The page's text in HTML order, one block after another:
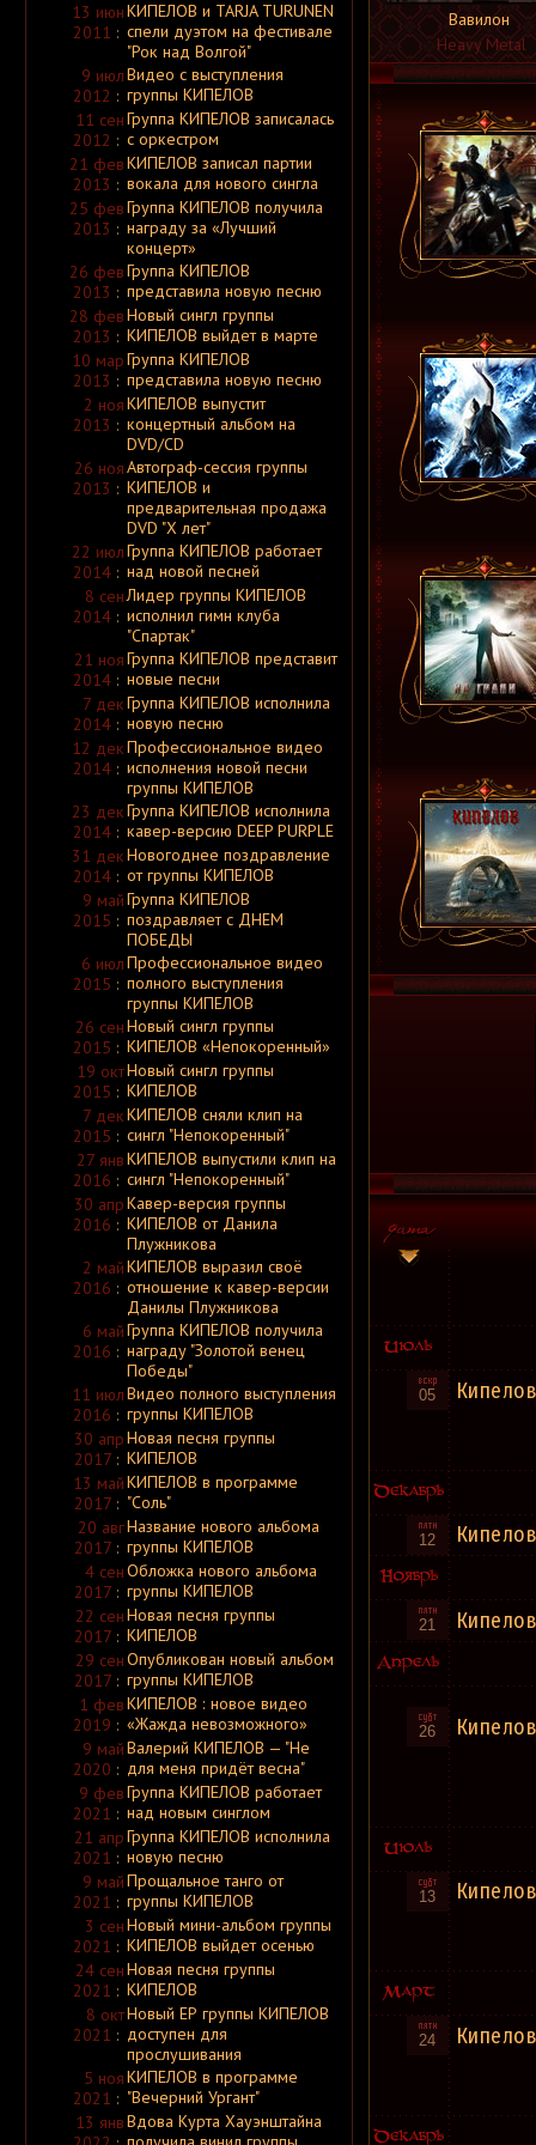
A.P.
A.R.G.
A.Tchort
Aabsinthe
Aaetheria
Aara
Aarkanne
Aarni
Aaron Hellvis
Aasar
Aasgard
Aaskereia
Aathma
Ab Aeterno
Abacinate
Abaddon
Abaddon[ Германия ]
Abaddon[ США ]
Abaddon Incarnate
Abaddonia
Abadir
Abadon
Abandon All
Abandon All Ships
Abandoned
Abattoir
Abazagorath
Abbath
Abbey ov Thelema
Abbie Falls
Abdication
Abdication
[ Россия ]
Abduction
Abduction[ Великобритания ]
Abdullah
Abdunor
Abel Is Dying
Aberrancy
Aberrator
Abertooth Lincoln
Abesforia
Abest
Abgott
Abgrund
Abhorrence
Abhorrent
Abhorrent Decimation
Abhorrent Deformity
Abhoth
Abigail
Abigail Williams
Abigor
Abinchova
Abiotic
Abismo Eterno
Abitbollus
Abizar
Abjection Ritual
Abkehr
Ablach
Ablaze
Ablaze in Hatred
Ablaze My Sorrow
Abney Park
Abnormal
Abnormal Thought Patterns
Abnormality
Abnormity
Abnormyndeffect
Abominable Devourment
Abominable Putridity
Abominant
Abominated
Abomination
Abominator
Abominor
Abonos
Abordaj
Aboriorth
Abort Mastication
Abortarium
Aborted
Aborted Fetus
Aborym
Abosranie Bogom
About 2 Crash
About US
About2Crash
About:blank
Above
Above And Below
Above My Own
Above Symmetry
Above the Stars
Abracadabra
Abraham
Abrahel
Abramelin
Abrasive
Abrasive Wheels
Abraxas
Abrin
Abriosis
Abrogation
Abruptum
Abscence
Abscendent
Abscess
Abscession
Absence Betrayal
Absence of Despair
Absent Distance
Absent in Body
Absent Silence
Absenth
Absidia
Absinthe Green
Absinthium
Abske Fides
Absolate
Absolute Body Control
Absolute Power
13 июн
2011 :
КИПЕЛОВ и TARJA TURUNEN
спели дуэтом на фестивале
"Рок над Волгой"
9 июл
2012 :
Видео с выступления
группы КИПЕЛОВ
11 сен
2012 :
Группа КИПЕЛОВ записалась
с оркестром
21 фев
2013 :
КИПЕЛОВ записал партии
вокала для нового сингла
25 фев
2013 :
Группа КИПЕЛОВ получила
награду за «Лучший
концерт»
26 фев
2013 :
Группа КИПЕЛОВ
представила новую песню
28 фев
2013 :
Новый сингл группы
КИПЕЛОВ выйдет в марте
10 мар
2013 :
Группа КИПЕЛОВ
представила новую песню
2 ноя
2013 :
КИПЕЛОВ выпустит
концертный альбом на
DVD/CD
26 ноя
2013 :
Автограф-сессия группы
КИПЕЛОВ и
предварительная продажа
DVD "X лет"
22 июл
2014:
Группа КИПЕЛОВ работает
над новой песней
8 сен
2014:
Лидер группы КИПЕЛОВ
исполнил гимн клуба
"Спартак"
21 ноя
2014:
Группа КИПЕЛОВ представит
новые песни
7 дек
2014:
Группа КИПЕЛОВ исполнила
новую песню
12 дек
2014:
Профессиональное видео
исполнения новой песни
группы КИПЕЛОВ
23 дек
2014:
Группа КИПЕЛОВ исполнила
кавер-версию DEEP PURPLE
31 дек
2014:
Новогоднее поздравление
от группы КИПЕЛОВ
9 май
2015 :
Группа КИПЕЛОВ
поздравляет с ДНЕМ
ПОБЕДЫ
6 июл
2015 :
Профессиональное видео
полного выступления
группы КИПЕЛОВ
26 сен
2015 :
Новый сингл группы
КИПЕЛОВ «Непокоренный»
19 окт
2015 :
Новый сингл группы
КИПЕЛОВ
7 дек
2015 :
КИПЕЛОВ сняли клип на
сингл "Непокоренный"
27 янв
2016 :
КИПЕЛОВ выпустили клип на
сингл "Непокоренный"
30 апр
2016 :
Кавер-версия группы
КИПЕЛОВ от Данила
Плужникова
2 май
2016 :
КИПЕЛОВ выразил своё
отношение к кавер-версии
Данилы Плужникова
6 май
2016 :
Группа КИПЕЛОВ получила
награду "Золотой венец
Победы"
11 июл
2016 :
Видео полного выступления
группы КИПЕЛОВ
30 апр
2017:
Новая песня группы
КИПЕЛОВ
13 май
2017:
КИПЕЛОВ в программе
"Соль"
20 авг
2017:
Название нового альбома
группы КИПЕЛОВ
4 сен
2017:
Обложка нового альбома
группы КИПЕЛОВ
22 сен
2017:
Новая песня группы
КИПЕЛОВ
29 сен
2017:
Опубликован новый альбом
группы КИПЕЛОВ
1 фев
2019 :
КИПЕЛОВ : новое видео
«Жажда невозможного»
9 май
2020 :
Валерий КИПЕЛОВ — "Не
для меня придёт весна"
9 фев
2021 :
Группа КИПЕЛОВ работает
над новым синглом
21 апр
2021 :
Группа КИПЕЛОВ исполнила
новую песню
9 май
2021 :
Прощальное танго от
группы КИПЕЛОВ
3 сен
2021 :
Новый мини-альбом группы
КИПЕЛОВ выйдет осенью
24 сен
2021 :
Новая песня группы
КИПЕЛОВ
8 окт
2021 :
Новый ЕР группы КИПЕЛОВ
доступен для
прослушивания
5 ноя
2021 :
КИПЕЛОВ в программе
"Вечерний Ургант"
13 янвВдова Курта Хауэнштайна
Вавилон
Heavy Metal
05 Кипелов
12 Кипелов
21 Кипелов
26 Кипелов
13 Кипелов
24 Кипелов